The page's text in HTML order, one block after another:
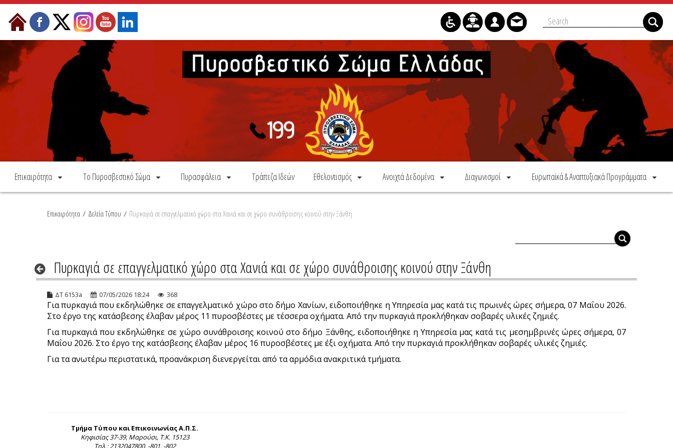
Skip to Content
Επικαιρότητα Το Πυροσβεστικό Σώμα Πυρασφάλεια Τράπεζα Ιδεών Εθελοντισμός Ανοιχτά Δεδομένα Διαγωνισμοί Ευρωπαϊκά & Αναπτυξιακά Προγράμματα
Επικαιρότητα / Δελτία Τύπου / Πυρκαγιά σε επαγγελματικό χώρο στα Χανιά και σε χώρο συνάθροισης κοινού στην Ξάνθη
Πυρκαγιά σε επαγγελματικό χώρο στα Χανιά και σε χώρο συνάθροισης κοινού στην Ξάνθη
ΔΤ 6153a 07/05/2026 18:24 368
Για πυρκαγιά που εκδηλώθηκε σε επαγγελματικό χώρο στο δήμο Χανίων, ειδοποιήθηκε η Υπηρεσία μας κατά τις πρωινές ώρες σήμερα, 07 Μαΐου 2026.
Στο έργο της κατάσβεσης έλαβαν μέρος 11 πυροσβέστες με τέσσερα οχήματα. Από την πυρκαγιά προκλήθηκαν σοβαρές υλικές ζημιές.
Για πυρκαγιά που εκδηλώθηκε σε χώρο συνάθροισης κοινού στο δήμο Ξάνθης, ειδοποιήθηκε η Υπηρεσία μας κατά τις μεσημβρινές ώρες σήμερα, 07
Μαΐου 2026. Στο έργο της κατάσβεσης έλαβαν μέρος 16 πυροσβέστες με έξι οχήματα. Από την πυρκαγιά προκλήθηκαν σοβαρές υλικές ζημιές.
Για τα ανωτέρω περιστατικά, προανάκριση διενεργείται από τα αρμόδια ανακριτικά τμήματα.
Τμήμα Τύπου και Επικοινωνίας Α.Π.Σ.
Κηφισίας 37-39, Μαρούσι, Τ.Κ. 15123
Τηλ.: 2132047800, -801, -802